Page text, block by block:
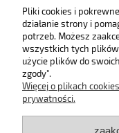
Pliki cookies i
działanie strony i
potrzeb. Możesz
wszystkich tych
użycie plików do
zgody".
Więcej o plikach
prywatności.